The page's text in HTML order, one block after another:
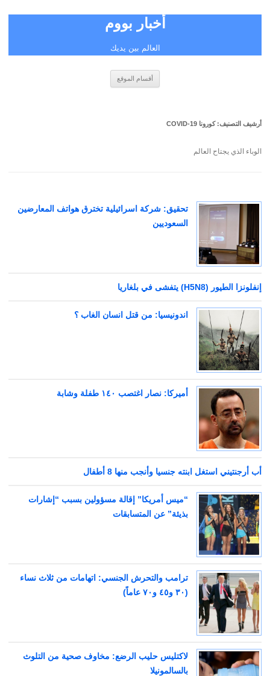
أخبار بووم
العالم بين يديك
أقسام الموقع
أرشيف التصنيف:كورونا COVID-19
الوباء الذي يجتاح العالم
تحقيق: شركة اسرائيلية تخترق هواتف المعارضين
السعوديين
إنفلونزا الطيور (H5N8) يتفشى في بلغاريا
اندونيسيا: من قتل انسان الغاب ؟
أميركا: نصار اغتصب ١٤٠ طفلة وشابة
أب أرجنتيني استغل ابنته جنسيا وأنجب منها 8 أطفال
“ميس أمريكا” إقالة مسؤولين بسبب “إشارات
بذيئة” عن المتسابقات
ترامب والتحرش الجنسي: اتهامات من ثلاث نساء
(٣٠ و٤٥ و٧٠ عاماً)
لاكتليس حليب الرضع: مخاوف صحية من التلوث
بالسالمونيلا